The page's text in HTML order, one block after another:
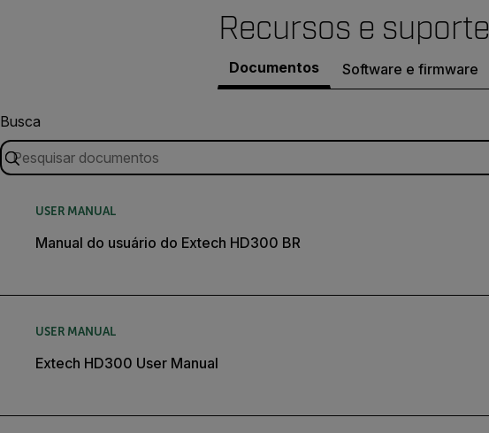
Recursos e suporte
Documentos Software e firmware
Busca
USER MANUAL
Manual do usuário do Extech HD300 BR
USER MANUAL
Extech HD300 User Manual